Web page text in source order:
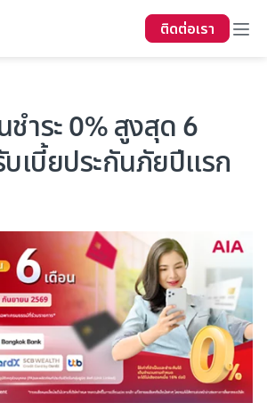
ติดต่อเรา
ำระ 0% สูงสุด 6
บเบี้ยประกันภัยปีแรก